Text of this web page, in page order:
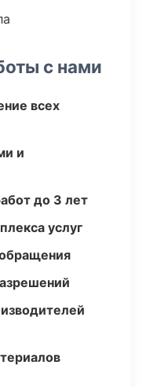
с нами
всех
и
до 3 лет
услуг